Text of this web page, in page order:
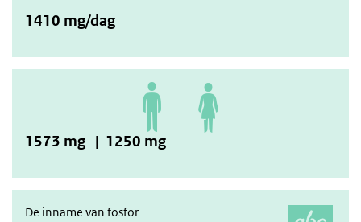
1410 mg/dag
1573 mg | 1250 mg
De inname van fosfor